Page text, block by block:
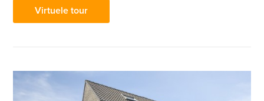
Virtuele tour